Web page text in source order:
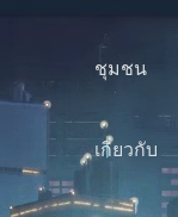
ชุมชน
เกี่ยวกับ